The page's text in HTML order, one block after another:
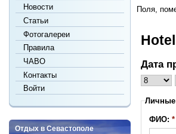
Поля,
Дата
ФИО: *
Новости
Статьи
Фотогалереи
Правила
ЧАВО
Контакты
Войти
Отдых в Севастополе